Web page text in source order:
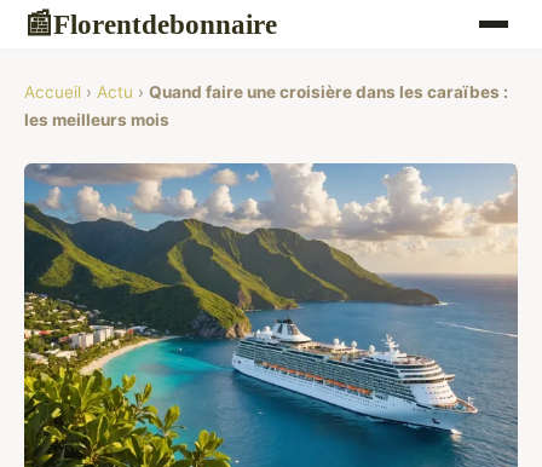
📰Florentdebonnaire
Accueil › Actu › Quand faire une croisière dans les caraïbes :
les meilleurs mois